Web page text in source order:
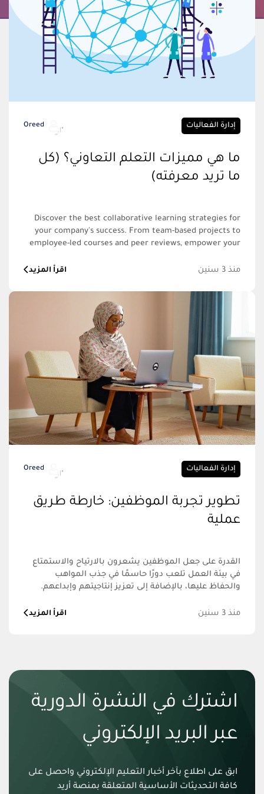
إدارة الفعاليات Oreed
ما هي مميزات التعلم التعاوني؟ (كل
ما تريد معرفته)
Discover the best collaborative learning strategies for
your company's success. From team-based projects to
employee-led courses and peer reviews, empower your
منذ 3 سنين
اقرأ المزيد
إدارة الفعاليات Oreed
تطوير تجربة الموظفين: خارطة طريق
عملية
القدرة على جعل الموظفين يشعرون بالارتياح والاستمتاع
في بيئة العمل تلعب دورًا حاسمًا في جذب المواهب
والحفاظ عليها، بالإضافة إلى تعزيز إنتاجيتهم وإبداعهم.
منذ 3 سنين اقرأ المزيد
اشترك في النشرة الدورية
عبر البريد الإلكتروني
ابق على اطلاع بآخر أخبار التعليم الإلكتروني واحصل على
كافة التحديثات الأساسية المتعلقة بمنصة أريد